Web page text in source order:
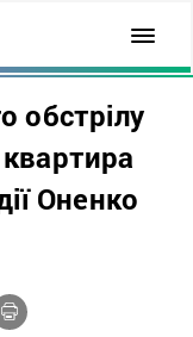
обстрілу
Оненко